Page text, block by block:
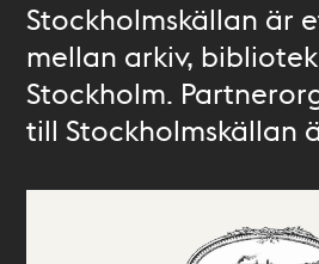
Stockholmskällan är
mellan arkiv,
Stockholm.
till Stockholmskällan